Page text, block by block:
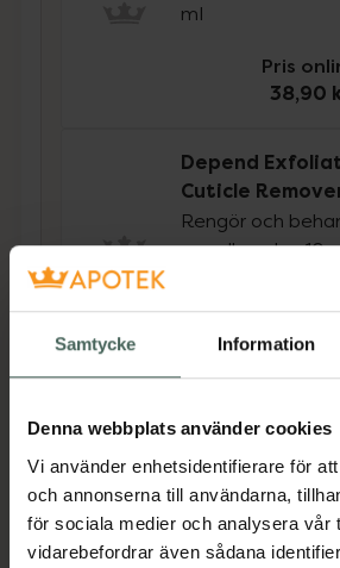
Samtycke Information
Denna webbplats använder cookies
Vi använder enhetsidentifierare för
och annonserna till användarna,
för sociala medier och analysera vår
vidarebefordrar även sådana
ml
Pris
38,90
Depend
Cuticle
Rengör och
nagelbanden 10
Köp båda för:
Köp båda
Beskrivning